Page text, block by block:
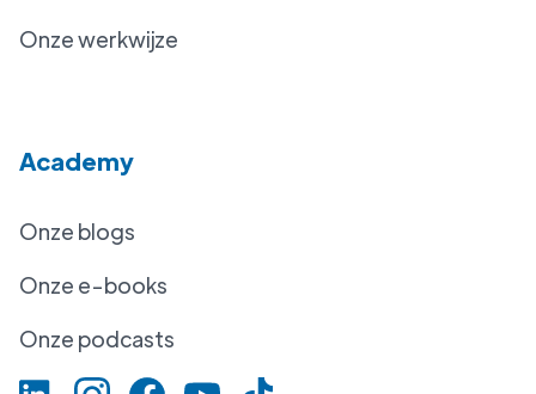
Onze werkwijze
Academy
Onze blogs
Onze e-books
Onze podcasts